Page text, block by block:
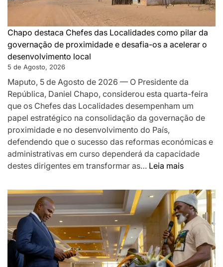
PAZ
SILENCIOU
AS
ARMAS
EM
MOÇAMBIQUE
Chapo destaca Chefes das Localidades como pilar da
governação de proximidade e desafia-os a acelerar o
desenvolvimento local
5 de Agosto, 2026
Maputo, 5 de Agosto de 2026 — O Presidente da
República, Daniel Chapo, considerou esta quarta-feira
que os Chefes das Localidades desempenham um
papel estratégico na consolidação da governação de
proximidade e no desenvolvimento do País,
defendendo que o sucesso das reformas económicas e
administrativas em curso dependerá da capacidade
destes dirigentes em transformar as… Leia mais:
destaca
Chefes
das
como
pilar
da